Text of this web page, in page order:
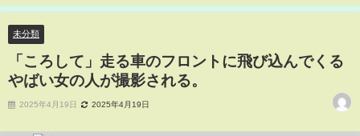
人が撮影される。
未分類
「ころして」走る車のフロントに飛び込んでくる
やばい女の人が撮影される。
2025年4月19日 2025年4月19日